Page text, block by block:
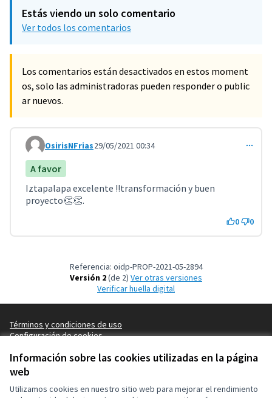
Información sobre las cookies utilizadas en la página
web
Utilizamos cookies en nuestro sitio web para mejorar el rendimiento
Estás viendo un solo comentario
Ver todos los comentarios
Los comentarios están desactivados en estos moment
os, solo las administradoras pueden responder o public
ar nuevos.
Comentario 2339
OsirisNFrias29/05/2021 00:34
A favor
Iztapalapa excelente !!transformación y buen
proyecto👏👏.
0 0
Referencia: oidp-PROP-2021-05-2894
Versión 2(de 2)
ver otras versiones
Verificar huella digital
Términos y condiciones de uso
Configuración de cookies
(Enlace externo)
(Enlace externo)
(Enlace externo)
Castellano
Choose language